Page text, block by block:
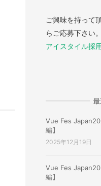
ご興味を持って
らご応募下さい。
アイスタイル採
Vue Fes
編】
2025年12月19日
Vue Fes
編】